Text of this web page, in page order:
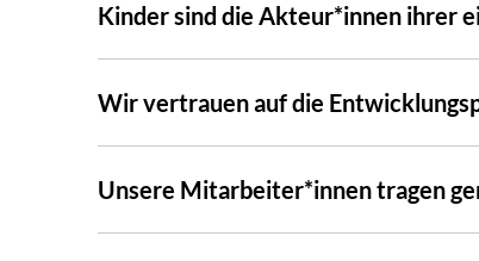
Kinder sind die Akteur*innen ihrer
Wir vertrauen auf die
Unsere Mitarbeiter*innen tragen